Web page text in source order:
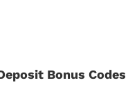
Bonus